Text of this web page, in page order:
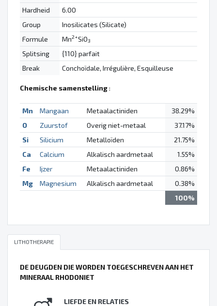
Hardheid
6.00
Group
Inosilicates (Silicate)
Formule
Mn2+SiO3
Splitsing
{110} parfait
Break
Conchoïdale, Irrégulière, Esquilleuse
Chemische samenstelling:
Mn Mangaan Metaalactiniden
38.29%
O
Zuurstof Overig niet-metaal
37.17%
Si
Silicium Metalloïden
21.75%
Ca
Calcium Alkalisch aardmetaal
1.55%
Fe
Ijzer Metaalactiniden
0.86%
Mg
Magnesium Alkalisch aardmetaal
0.38%
100%
LITHOTHERAPIE
DE DEUGDEN DIE WORDEN TOEGESCHREVEN AAN HET
MINERAAL RHODONIET
LIEFDE EN RELATIES